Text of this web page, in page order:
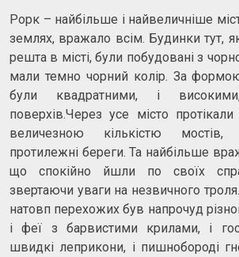
Рорк – найбільше і найвеличніше
землях, вражало всім. Будинки тут,
решта в місті, були побудовані з
мали темно чорний колір. За
були квадратними, і
поверхів.Через усе місто
величезною кількістю
протилежні береги. Та найбільше
що спокійно йшли по своїх
звертаючи уваги на незвичного
натовп перехожих був напрочуд
і феї з барвистими крилами, і
швидкі леприкони, і пишнобороді